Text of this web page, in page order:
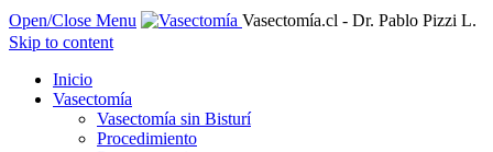
Open/Close Menu
Vasectomía.cl - Dr. Pablo Pizzi L.
Skip to content
Inicio
Vasectomía
Vasectomía sin Bisturí
Procedimiento